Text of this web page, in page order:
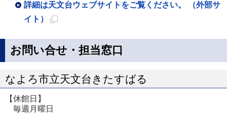
詳細は天文台ウェブサイトをご覧ください。 （外部サ
イト）
規
ー
ジ
お問い合せ・担当窓口
なよろ市立天文台きたすばる
【休館日】
毎週月曜日